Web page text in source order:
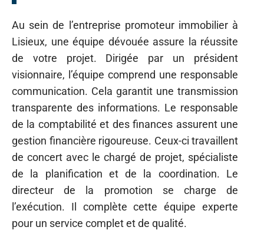
Au sein de l’entreprise promoteur immobilier à
Lisieux, une équipe dévouée assure la réussite
de votre projet. Dirigée par un président
visionnaire, l’équipe comprend une responsable
communication. Cela garantit une transmission
transparente des informations. Le responsable
de la comptabilité et des finances assurent une
gestion financière rigoureuse. Ceux-ci travaillent
de concert avec le chargé de projet, spécialiste
de la planification et de la coordination. Le
directeur de la promotion se charge de
l’exécution. Il complète cette équipe experte
pour un service complet et de qualité.